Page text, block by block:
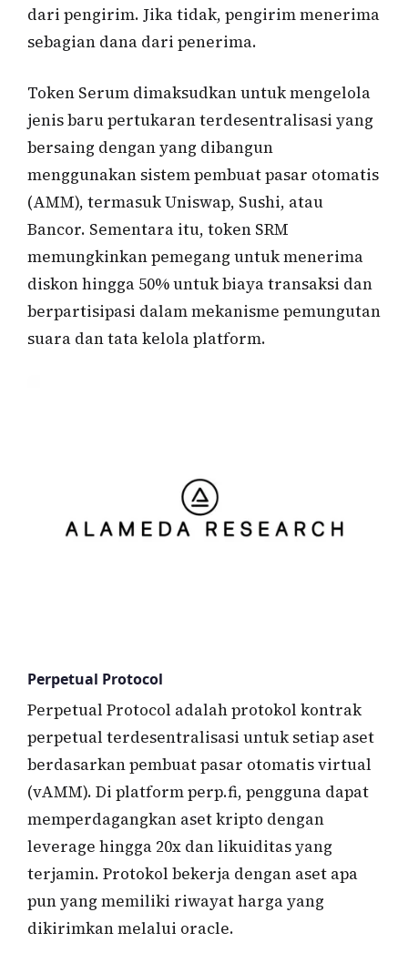
dari pengirim. Jika tidak, pengirim menerima
sebagian dana dari penerima.
Token Serum dimaksudkan untuk mengelola
jenis baru pertukaran terdesentralisasi yang
bersaing dengan yang dibangun
menggunakan sistem pembuat pasar otomatis
(AMM), termasuk Uniswap, Sushi, atau
Bancor. Sementara itu, token SRM
memungkinkan pemegang untuk menerima
diskon hingga 50% untuk biaya transaksi dan
berpartisipasi dalam mekanisme pemungutan
suara dan tata kelola platform.
Perpetual Protocol
Perpetual Protocol adalah protokol kontrak
perpetual terdesentralisasi untuk setiap aset
berdasarkan pembuat pasar otomatis virtual
(vAMM). Di platform perp.fi, pengguna dapat
memperdagangkan aset kripto dengan
leverage hingga 20x dan likuiditas yang
terjamin. Protokol bekerja dengan aset apa
pun yang memiliki riwayat harga yang
dikirimkan melalui oracle.